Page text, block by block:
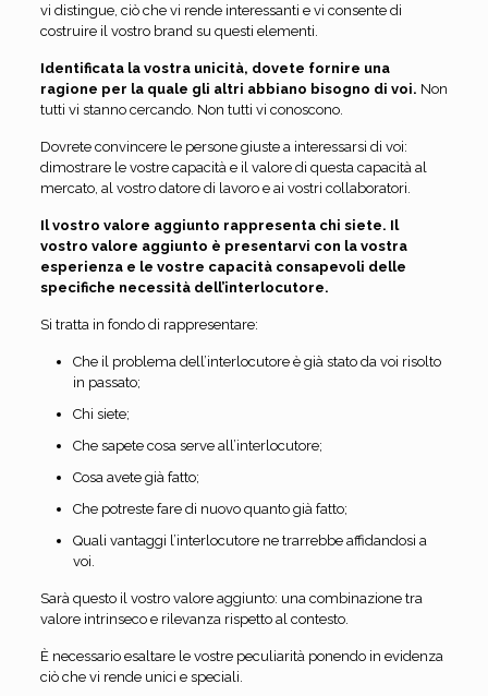
vi distingue, ciò che vi rende interessanti e vi consente di
costruire il vostro brand su questi elementi.
Identificata la vostra unicità, dovete fornire una
ragione per la quale gli altri abbiano bisogno di voi. Non
tutti vi stanno cercando. Non tutti vi conoscono.
Dovrete convincere le persone giuste a interessarsi di voi:
dimostrare le vostre capacità e il valore di questa capacità al
mercato, al vostro datore di lavoro e ai vostri collaboratori.
Il vostro valore aggiunto rappresenta chi siete. Il
vostro valore aggiunto è presentarvi con la vostra
esperienza e le vostre capacità consapevoli delle
specifiche necessità dell’interlocutore.
Si tratta in fondo di rappresentare:
Che il problema dell’interlocutore è già stato da voi risolto
in passato;
Chi siete;
Che sapete cosa serve all’interlocutore;
Cosa avete già fatto;
Che potreste fare di nuovo quanto già fatto;
Quali vantaggi l’interlocutore ne trarrebbe affidandosi a
voi.
Sarà questo il vostro valore aggiunto: una combinazione tra
valore intrinseco e rilevanza rispetto al contesto.
È necessario esaltare le vostre peculiarità ponendo in evidenza
ciò che vi rende unici e speciali.